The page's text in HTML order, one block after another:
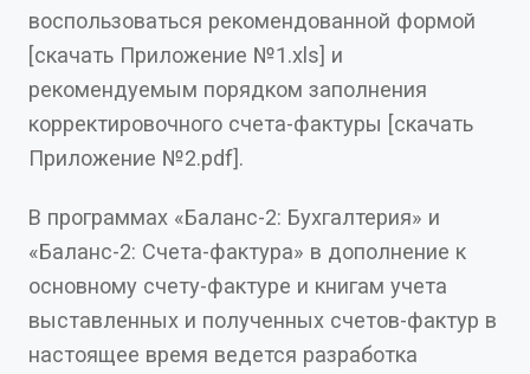
воспользоваться рекомендованной формой
[скачать Приложение №1.xls] и
рекомендуемым порядком заполнения
корректировочного счета-фактуры [скачать
Приложение №2.pdf].
В программах «Баланс-2: Бухгалтерия» и
«Баланс-2: Счета-фактура» в дополнение к
основному счету-фактуре и книгам учета
выставленных и полученных счетов-фактур в
настоящее время ведется разработка